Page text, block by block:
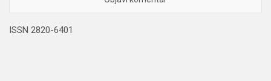
ISSN 2820-6401